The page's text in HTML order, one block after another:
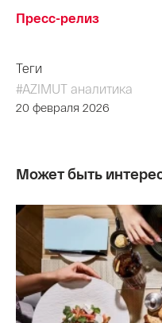
Пресс-релиз
Теги
#AZIMUT аналитика
20 февраля 2026
Может быть